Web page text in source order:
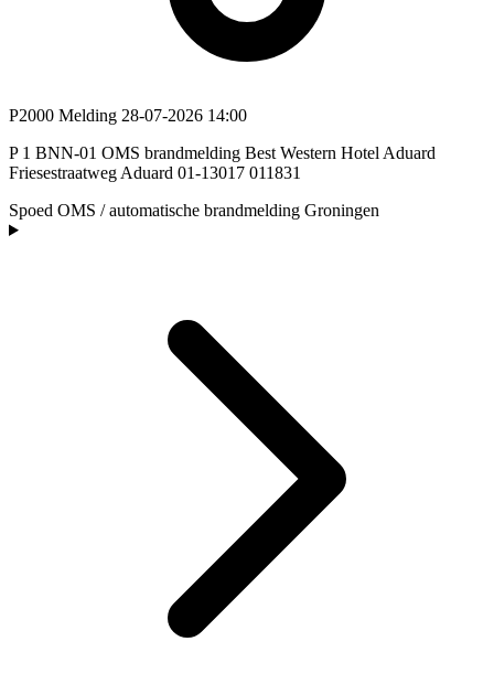
P2000 Melding 28-07-2026 14:00
P 1 BNN-01 OMS brandmelding Best Western Hotel Aduard
Friesestraatweg Aduard 01-13017 011831
Spoed OMS / automatische brandmelding Groningen